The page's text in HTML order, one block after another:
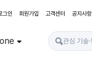
그인 회원가입 고객센터 공지사항